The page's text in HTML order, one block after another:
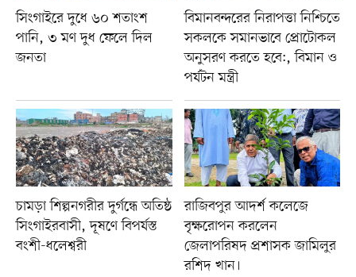
সিংগাইরে দুধে ৬০ শতাংশ
পানি, ৩ মণ দুধ ফেলে দিল
জনতা
বিমানবন্দরের নিরাপত্তা নিশ্চিতে
সকলকে সমানভাবে প্রোটোকল
অনুসরণ করতে হবে:, বিমান ও
পর্যটন মন্ত্রী
চামড়া শিল্পনগরীর দুর্গন্ধে অতিষ্ঠ
সিংগাইরবাসী, দূষণে বিপর্যস্ত
বংশী-ধলেশ্বরী
রাজিবপুর আদর্শ কলেজে
বৃক্ষরোপন করলেন
জেলাপরিষদ প্রশাসক জামিলুর
রশিদ খান।